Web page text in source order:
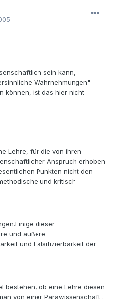
sein kann,
Wahrnehmungen"
können, ist das hier nicht
Lehre, für die von ihren
Anspruch erhoben
Punkten nicht den
und kritisch-
dieser
und äußere
und Falsifizierbarkeit der
bestehen, ob eine Lehre diesen
von einer Parawissenschaft .